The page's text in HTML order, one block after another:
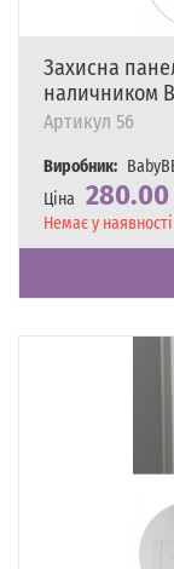
Захисна
наличником
Артикул 56
Виробник:
Ціна 280.00
Наявність
Немає у наявності